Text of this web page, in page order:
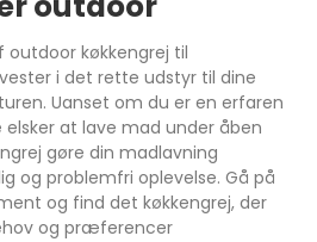
outdoor køkkengrej til
i det rette udstyr til dine
Uanset om du er en erfaren
elsker at lave mad under åben
gøre din madlavning
og problemfri oplevelse. Gå på
og find det køkkengrej, der
og præferencer